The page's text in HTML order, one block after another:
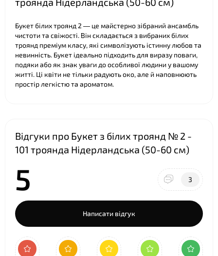
Букет білих троянд 2 — це майстерно зібраний ансамбль
чистоти та свіжості. Він складається з вибраних білих
троянд преміум класу, які символізують істинну любов та
невинність. Букет ідеально підходить для виразу поваги,
подяки або як знак уваги до особливої людини у вашому
житті. Ці квіти не тільки радують око, але й наповнюють
простір легкістю та ароматом.
Відгуки про Букет з білих троянд № 2 -
101 троянда Нідерландська (50-60 см)
5 3
Написати відгук